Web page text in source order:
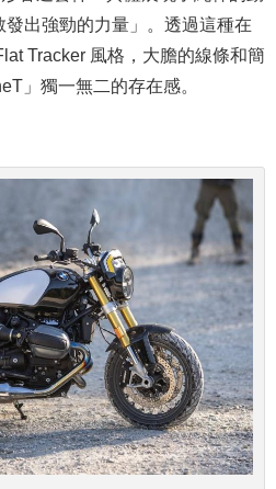
出強勁的力量」。透過這種在
Tracker 風格，大膽的線條和簡
」獨一無二的存在感。